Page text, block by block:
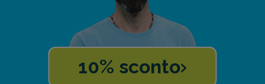
10% sconto